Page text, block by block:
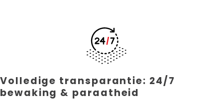
Volledige transparantie: 24/7
bewaking & paraatheid